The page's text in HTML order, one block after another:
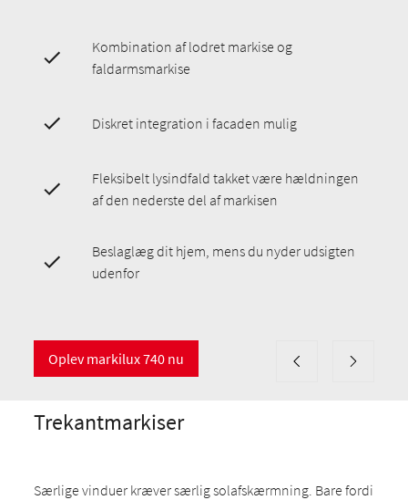
Kombination af lodret markise og
faldarmsmarkise
Diskret integration i facaden mulig
Fleksibelt lysindfald takket være hældningen
af den nederste del af markisen
Beslaglæg dit hjem, mens du nyder udsigten
udenfor
Oplev markilux 740 nu
Trekantmarkiser
Særlige vinduer kræver særlig solafskærmning. Bare fordi